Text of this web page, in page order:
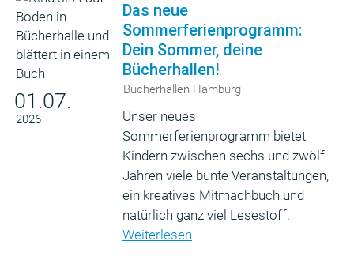
01.07.
2026
Das neue
Sommerferienprogramm:
Dein Sommer, deine
Bücherhallen!
Bücherhallen Hamburg
Unser neues
Sommerferienprogramm bietet
Kindern zwischen sechs und zwölf
Jahren viele bunte Veranstaltungen,
ein kreatives Mitmachbuch und
natürlich ganz viel Lesestoff.
Weiterlesen